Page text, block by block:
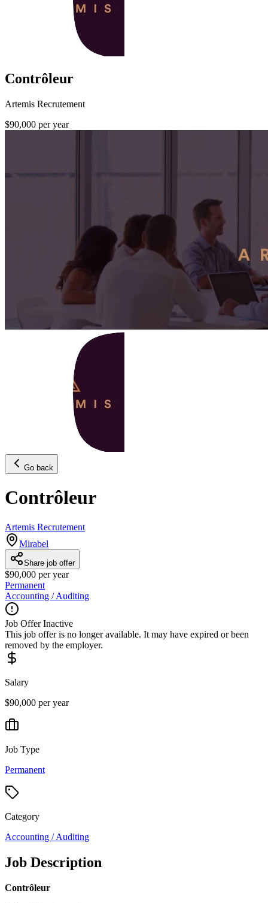
Contrôleur
Artemis Recrutement
$90,000 per year
Go back
Contrôleur
Artemis Recrutement
Mirabel
Share job offer
$90,000 per year
Permanent
Accounting / Auditing
Job Offer Inactive
This job offer is no longer available. It may have expired or been
removed by the employer.
Salary
$90,000 per year
Job Type
Permanent
Category
Accounting / Auditing
Job Description
Contrôleur